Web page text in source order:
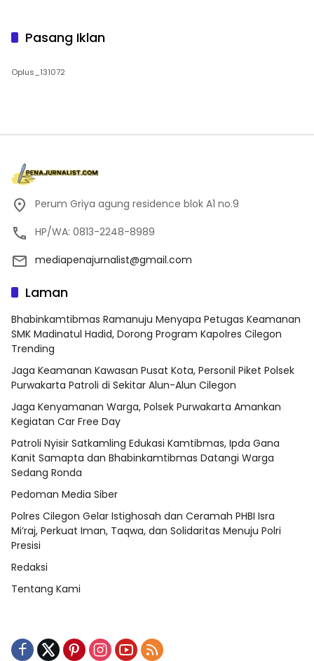
Pasang Iklan
Oplus_131072
Perum Griya agung residence blok A1 no.9
HP/WA: 0813-2248-8989
mediapenajurnalist@gmail.com
Laman
Bhabinkamtibmas Ramanuju Menyapa Petugas Keamanan
SMK Madinatul Hadid, Dorong Program Kapolres Cilegon
Trending
Jaga Keamanan Kawasan Pusat Kota, Personil Piket Polsek
Purwakarta Patroli di Sekitar Alun-Alun Cilegon
Jaga Kenyamanan Warga, Polsek Purwakarta Amankan
Kegiatan Car Free Day
Patroli Nyisir Satkamling Edukasi Kamtibmas, Ipda Gana
Kanit Samapta dan Bhabinkamtibmas Datangi Warga
Sedang Ronda
Pedoman Media Siber
Polres Cilegon Gelar Istighosah dan Ceramah PHBI Isra
Mi’raj, Perkuat Iman, Taqwa, dan Solidaritas Menuju Polri
Presisi
Redaksi
Tentang Kami